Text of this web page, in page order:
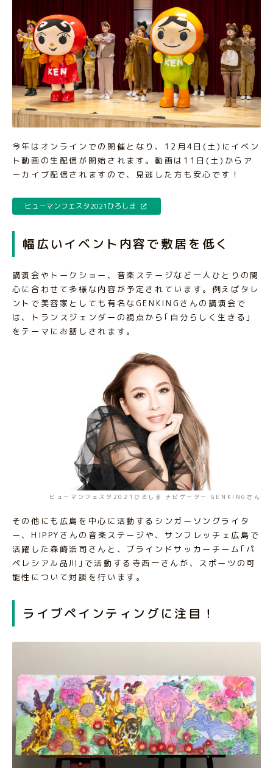
今年はオンラインでの開催となり、12月4日(土)にイベン
ト動画の生配信が開始されます。動画は11日(土)からア
ーカイブ配信されますので、見逃した方も安心です！
ヒューマンフェスタ2021ひろしま
幅広いイベント内容で敷居を低く
講演会やトークショー、音楽ステージなど一人ひとりの関
心に合わせて多様な内容が予定されています。例えばタレ
ントで美容家としても有名なGENKINGさんの講演会で
は、トランスジェンダーの視点から｢自分らしく生きる｣
をテーマにお話しされます。
ヒューマンフェスタ2021ひろしま ナビゲーター GENKINGさん
その他にも広島を中心に活動するシンガーソングライタ
ー、HIPPYさんの音楽ステージや、サンフレッチェ広島で
活躍した森崎浩司さんと、ブラインドサッカーチーム｢パ
ペレシアル品川｣で活動する寺西一さんが、スポーツの可
能性について対談を行います。
ライブペインティングに注目！